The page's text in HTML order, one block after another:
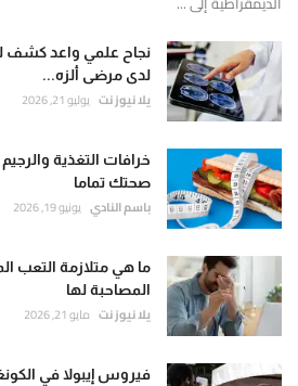
نجاح علمي واعد كشف
لدى مرضى ألزه...
يلا نيوز نت يوليو 21, 2026
خرافات التغذية
صحتك تماما
باسم النادي يونيو 19, 2026
ما هي متلازمة التعب
المصاحبة لها
يلا نيوز نت مايو 21, 2026
فيروس إيبولا في